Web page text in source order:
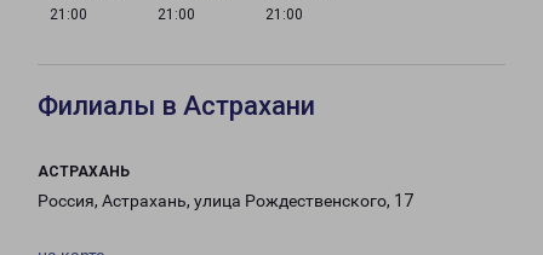
21:00
21:00
21:00
Филиалы в Астрахани
АСТРАХАНЬ
Россия, Астрахань, улица Рождественского, 17